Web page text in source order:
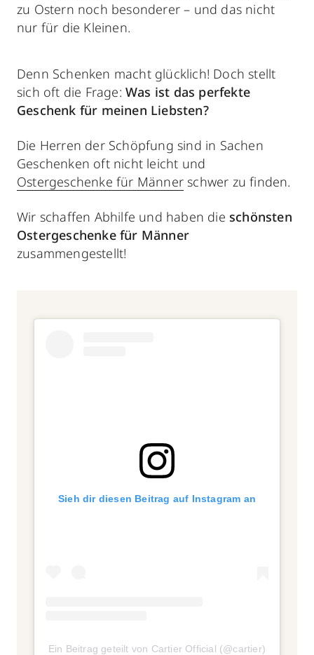
zu Ostern noch besonderer – und das nicht
nur für die Kleinen.
Denn Schenken macht glücklich! Doch stellt
sich oft die Frage: Was ist das perfekte
Geschenk für meinen Liebsten?
Die Herren der Schöpfung sind in Sachen
Geschenken oft nicht leicht und
Ostergeschenke für Männer schwer zu finden.
Wir schaffen Abhilfe und haben die schönsten
Ostergeschenke für Männer
zusammengestellt!
Sieh dir diesen Beitrag auf Instagram an
Ein Beitrag geteilt von Cartier Official (@cartier)